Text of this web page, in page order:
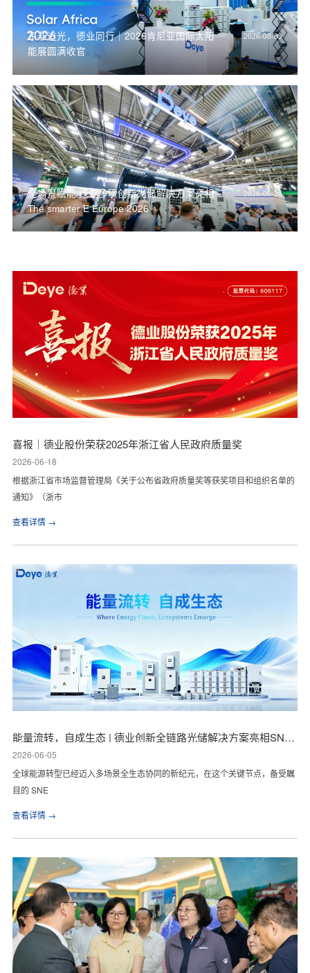
东非追光，德业同行｜2026肯尼亚国际太阳
能展圆满收官
2026-08-03
全场景赋能 德业多项创新光储解决方案亮相
The smarter E Europe 2026
2026-06-26
喜报｜德业股份荣获2025年浙江省人民政府质量奖
2026-06-18
根据浙江省市场监督管理局《关于公布省政府质量奖等获奖项目和组织名单的
通知》（浙市
查看详情 →
能量流转，自成生态 | 德业创新全链路光储解决方案亮相SNEC 2026
2026-06-05
全球能源转型已经迈入多场景全生态协同的新纪元，在这个关键节点，备受瞩
目的 SNE
查看详情 →